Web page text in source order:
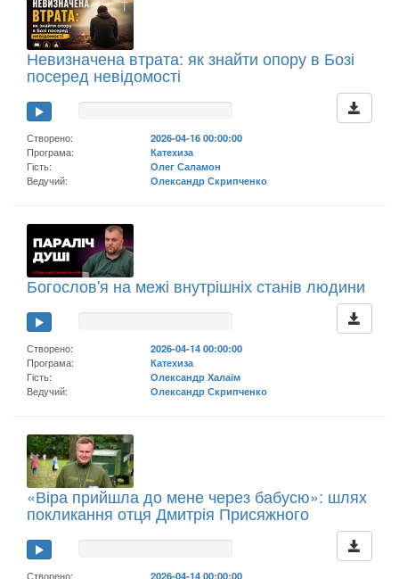
Невизначена втрата: як знайти опору в Бозі
посеред невідомості
Створено:
2026-04-16 00:00:00
Програма:
Катехиза
Гість:
Олег Саламон
Ведучий:
Олександр Скрипченко
Богослов'я на межі внутрішніх станів людини
Створено:
2026-04-14 00:00:00
Програма:
Катехиза
Гість:
Олександр Халаїм
Ведучий:
Олександр Скрипченко
«Віра прийшла до мене через бабусю»: шлях
покликання отця Дмитрія Присяжного
Створено: 2026-04-14 00:00:00